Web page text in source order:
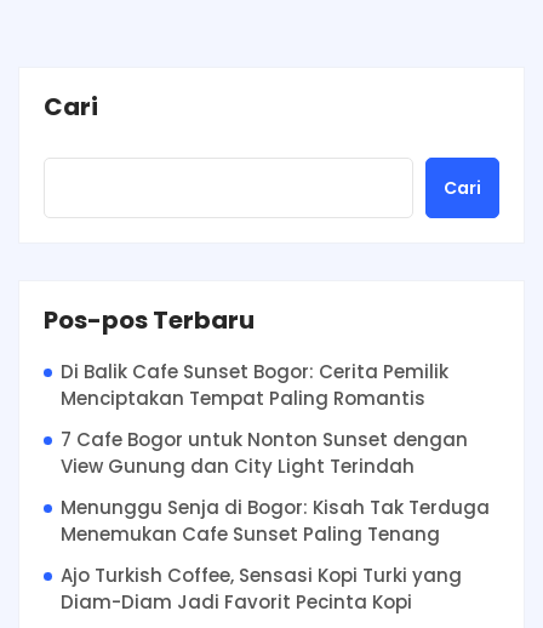
Cari
Cari
Pos-pos Terbaru
Di Balik Cafe Sunset Bogor: Cerita Pemilik
Menciptakan Tempat Paling Romantis
7 Cafe Bogor untuk Nonton Sunset dengan
View Gunung dan City Light Terindah
Menunggu Senja di Bogor: Kisah Tak Terduga
Menemukan Cafe Sunset Paling Tenang
Ajo Turkish Coffee, Sensasi Kopi Turki yang
Diam-Diam Jadi Favorit Pecinta Kopi